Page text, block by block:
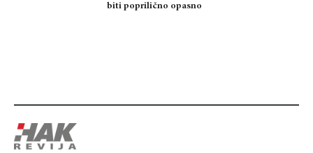
biti poprilično opasno